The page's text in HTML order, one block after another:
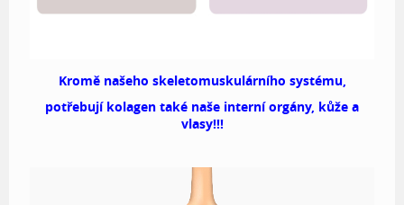
Kromě našeho skeletomuskulárního systému,
potřebují kolagen také naše interní orgány, kůže a
vlasy!!!